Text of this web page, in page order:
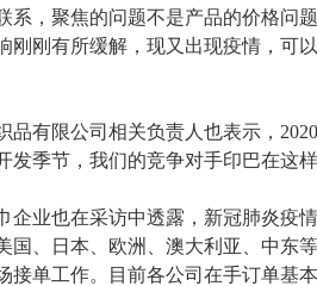
系，聚焦的问题不是产品的价格问
刚刚有所缓解，现又出现疫情，可
有限公司相关负责人也表示，
发季节，我们的竞争对手印巴在这
也在采访中透露，新冠肺炎疫情
国、日本、欧洲、澳大利亚、中东
接单工作。目前各公司在手订单基